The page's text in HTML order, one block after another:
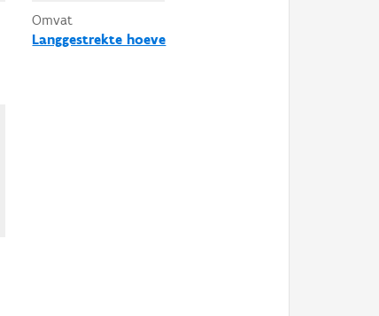
Omvat
Langgestrekte hoeve